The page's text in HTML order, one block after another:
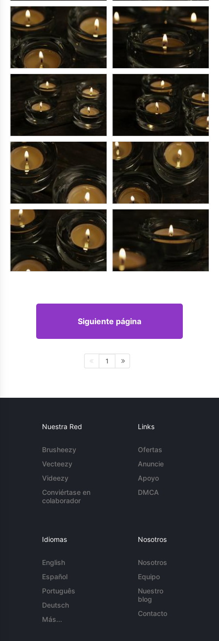
Siguiente página
1
Nuestra Red
Brusheezy
Vecteezy
Videezy
Conviértase en
colaborador
Links
Ofertas
Anuncie
Apoyo
DMCA
Idiomas
English
Español
Português
Deutsch
Más...
Nosotros
Nosotros
Equipo
Nuestro
blog
Contacto